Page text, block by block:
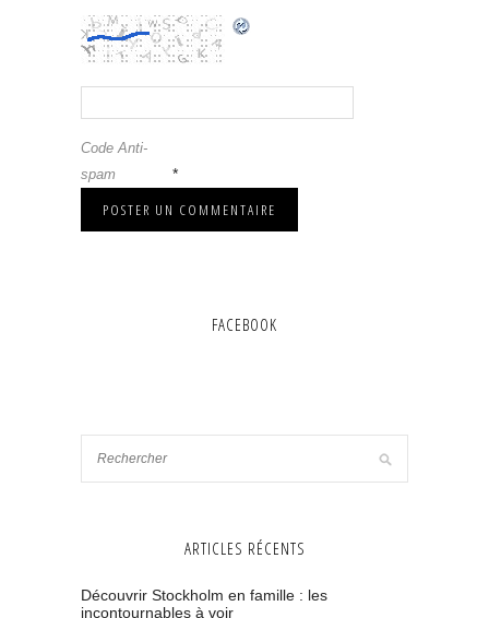
Code Anti-
spam
*
FACEBOOK
ARTICLES RÉCENTS
Découvrir Stockholm en famille : les
incontournables à voir